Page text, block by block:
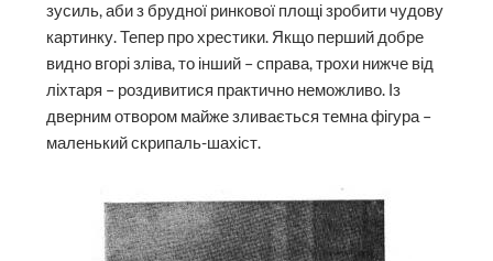
зусиль, аби з брудної ринкової площі зробити чудову
картинку. Тепер про хрестики. Якщо перший добре
видно вгорі зліва, то інший – справа, трохи нижче від
ліхтаря – роздивитися практично неможливо. Із
дверним отвором майже зливається темна фігура –
маленький скрипаль-шахіст.